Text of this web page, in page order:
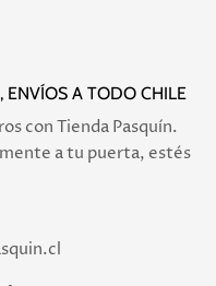
ENVÍOS A TODO CHILE
con Tienda Pasquín.
a tu puerta, estés